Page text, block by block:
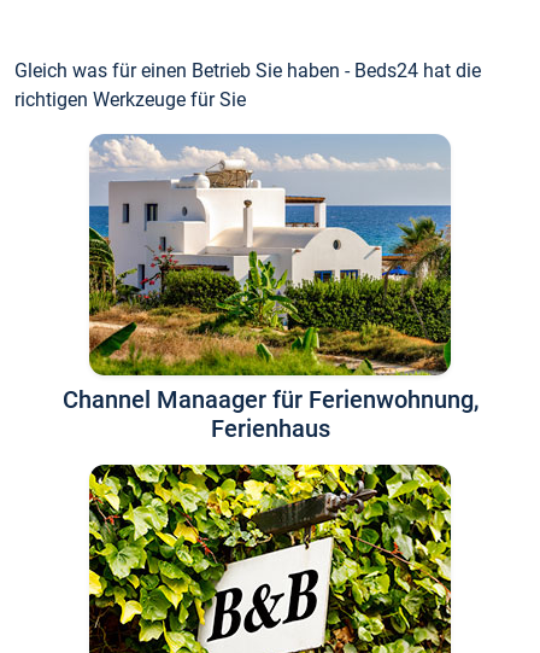
Gleich was für einen Betrieb Sie haben - Beds24 hat die
richtigen Werkzeuge für Sie
Channel Manaager für Ferienwohnung,
Ferienhaus